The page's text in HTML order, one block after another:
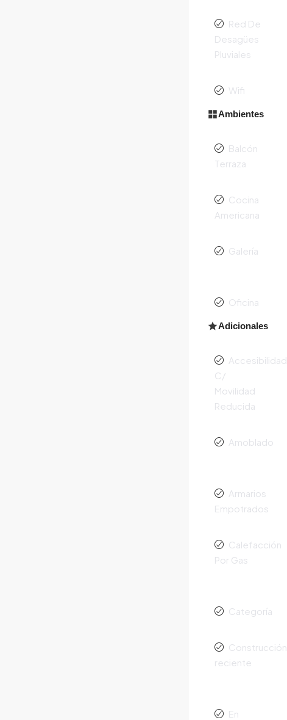
Red De
Desagües
Pluviales
Wifi
Ambientes
Balcón
Terraza
Cocina
Americana
Galería
Oficina
Adicionales
Accesibilidad
C/
Movilidad
Reducida
Amoblado
Armarios
Empotrados
Calefacción
Por Gas
Categoría
Construcción
reciente
En